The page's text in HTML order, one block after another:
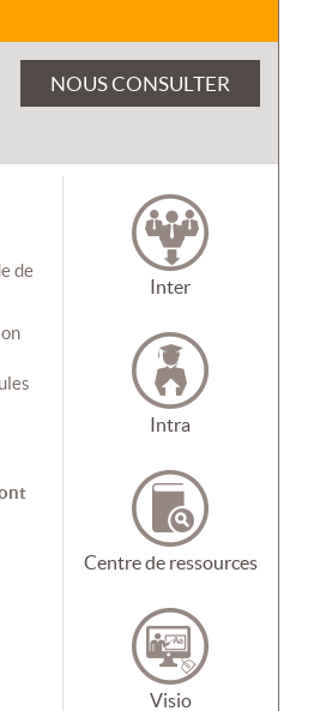
NOUS CONSULTER
de
Inter
Intra
Centre de ressources
Visio